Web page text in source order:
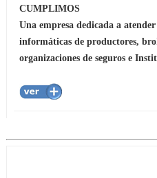
CUMPLIMOS
Una empresa dedicada a atender
informáticas de productores,
organizaciones de seguros e